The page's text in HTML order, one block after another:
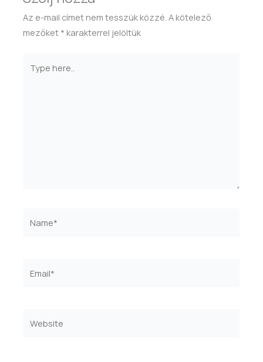
Az e-mail címet nem tesszük közzé. A kötelező
mezőket * karakterrel jelöltük
here..